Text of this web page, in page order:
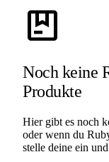
package
Noch keine
Produkte
Hier gibt es noch
oder wenn du
stelle deine ein